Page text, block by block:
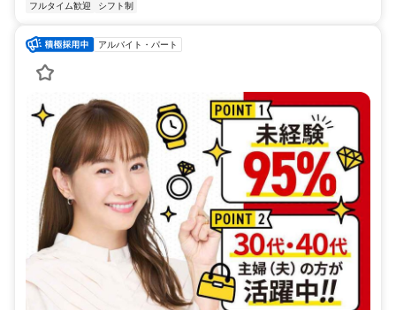
フルタイム歓迎
シフト制
アルバイト・パート